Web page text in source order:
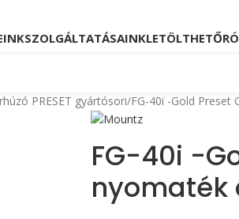
SZOLGÁLTATÁSAINKLETÖLTHETŐ
PRESET gyártósori FG-40i -Gold Preset
FG-40i -
nyomaték